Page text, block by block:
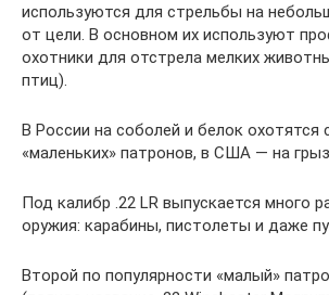
используются для стрельбы на
от цели. В основном их используют
охотники для отстрела мелких
птиц).
В России на соболей и белок
«маленьких» патронов, в США — на
Под калибр .22 LR выпускается много
оружия: карабины, пистолеты и даже
Второй по популярности «малый»